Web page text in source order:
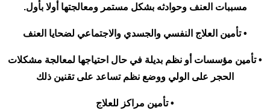
مسببات العنف وحوادثه بشكل مستمر ومعالجتها أولا بأول.
• تأمين العلاج النفسي والجسدي والاجتماعي لضحايا العنف
• تأمين مؤسسات أو نظم بديلة في حال احتياجها لمعالجة مشكلات
الحجر على الولي ووضع نظم تساعد على تقنين ذلك
• تأمين مراكز للعلاج